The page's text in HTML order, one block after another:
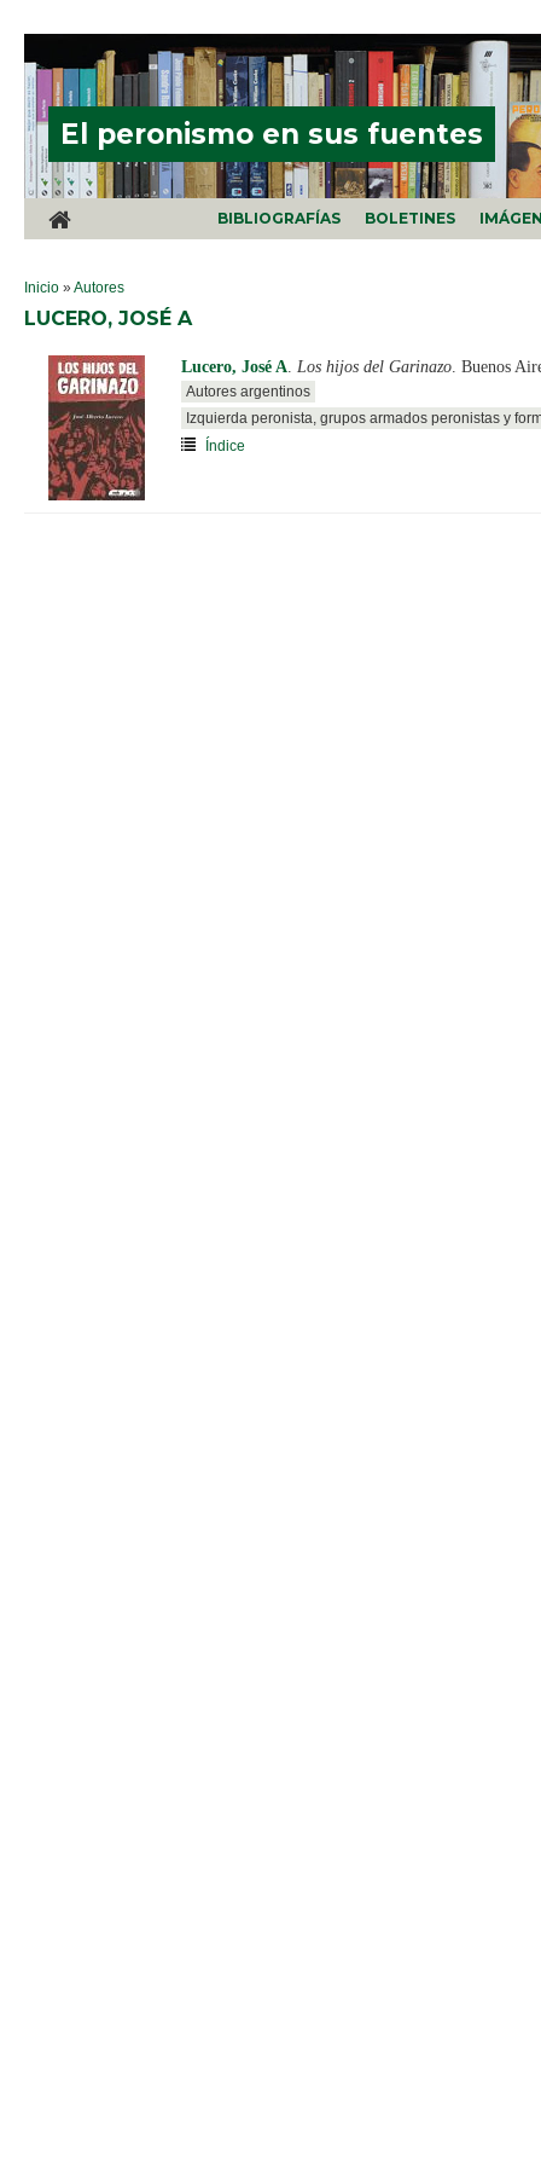
El peronismo en sus fuentes
BIBLIOGRAFÍAS BOLETINES
SE ENCUENTRA USTED AQUÍ
Inicio »Autores
LUCERO, JOSÉ A
Lucero, José A. Los hijos del Garinazo. Buenos
Autores argentinos
Izquierda peronista, grupos armados peronistas y
Índice